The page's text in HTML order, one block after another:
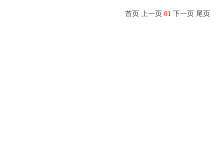
首页 上一页 01 下一页 尾页